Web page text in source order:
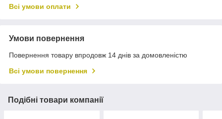
Всі умови оплати
Умови повернення
Повернення товару впродовж 14 днів за домовленістю
Всі умови повернення
Подібні товари компанії